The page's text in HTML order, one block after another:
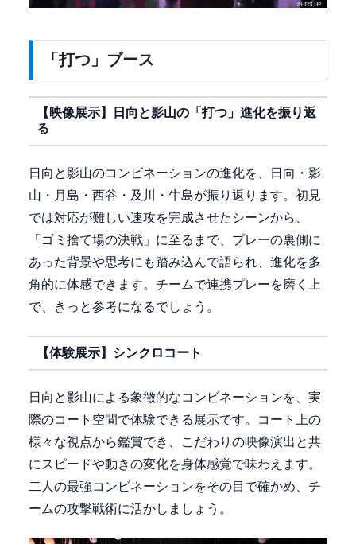
「打つ」ブース
【映像展示】日向と影山の「打つ」進化を振り返
る
日向と影山のコンビネーションの進化を、日向・影
山・月島・西谷・及川・牛島が振り返ります。初見
では対応が難しい速攻を完成させたシーンから、
「ゴミ捨て場の決戦」に至るまで、プレーの裏側に
あった背景や思考にも踏み込んで語られ、進化を多
角的に体感できます。チームで連携プレーを磨く上
で、きっと参考になるでしょう。
【体験展示】シンクロコート
日向と影山による象徴的なコンビネーションを、実
際のコート空間で体験できる展示です。コート上の
様々な視点から鑑賞でき、こだわりの映像演出と共
にスピードや動きの変化を身体感覚で味わえます。
二人の最強コンビネーションをその目で確かめ、チ
ームの攻撃戦術に活かしましょう。